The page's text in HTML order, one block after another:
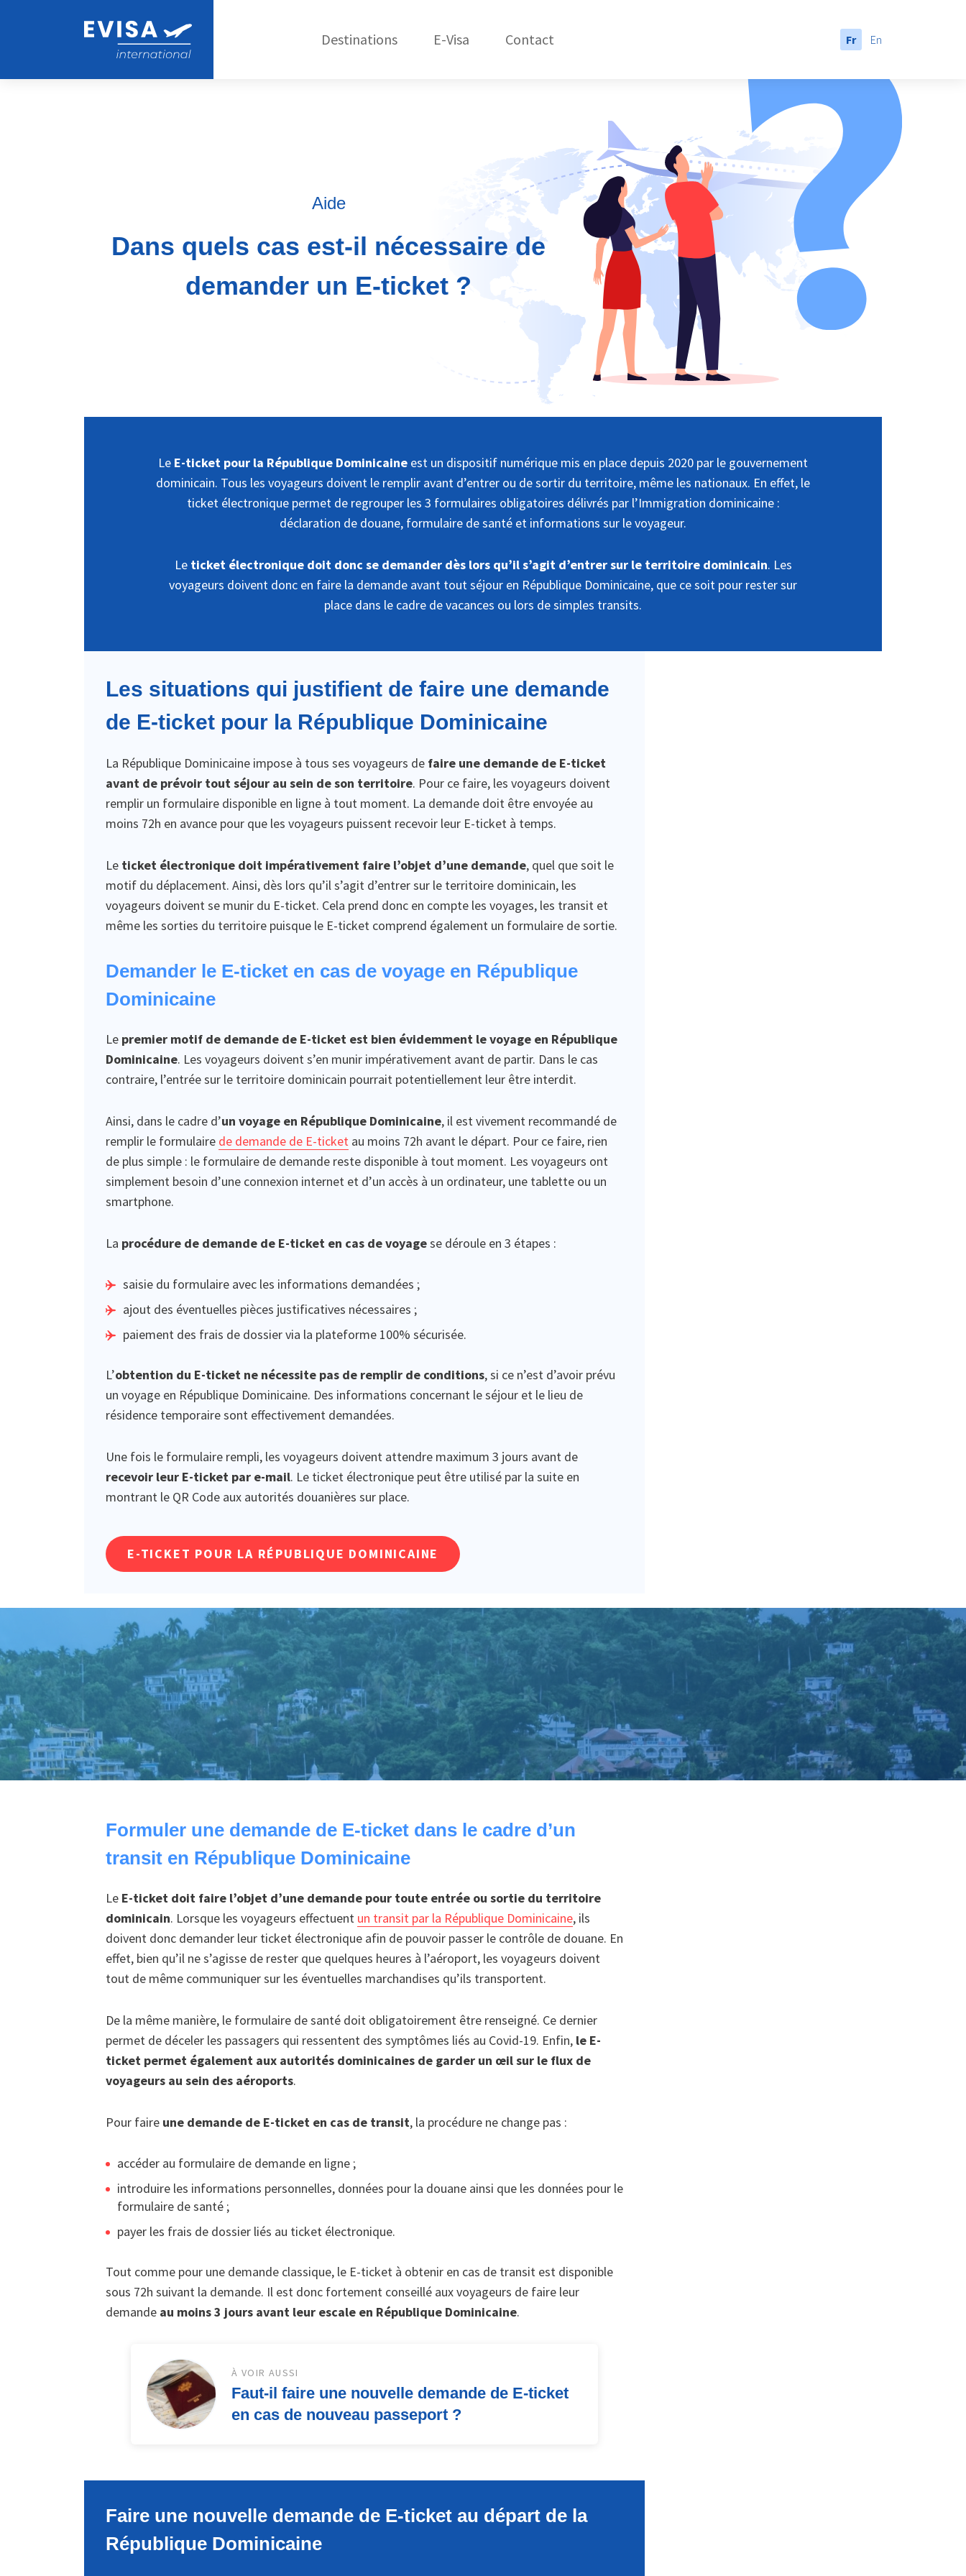
Destinations
Asie
Afrique
République Dom.
E-Visa Contact Fr En
Aide
Dans quels cas est-il nécessaire de
demander un E-ticket ?
Le E-ticket pour la République Dominicaine est un dispositif numérique mis en place depuis 2020 par le gouvernement
dominicain. Tous les voyageurs doivent le remplir avant d’entrer ou de sortir du territoire, même les nationaux. En effet, le
ticket électronique permet de regrouper les 3 formulaires obligatoires délivrés par l’Immigration dominicaine :
déclaration de douane, formulaire de santé et informations sur le voyageur.
Le ticket électronique doit donc se demander dès lors qu’il s’agit d’entrer sur le territoire dominicain. Les
voyageurs doivent donc en faire la demande avant tout séjour en République Dominicaine, que ce soit pour rester sur
place dans le cadre de vacances ou lors de simples transits.
Les situations qui justifient de faire une demande
de E-ticket pour la République Dominicaine
La République Dominicaine impose à tous ses voyageurs de faire une demande de E-ticket
avant de prévoir tout séjour au sein de son territoire. Pour ce faire, les voyageurs doivent
remplir un formulaire disponible en ligne à tout moment. La demande doit être envoyée au
moins 72h en avance pour que les voyageurs puissent recevoir leur E-ticket à temps.
Le ticket électronique doit impérativement faire l’objet d’une demande, quel que soit le
motif du déplacement. Ainsi, dès lors qu’il s’agit d’entrer sur le territoire dominicain, les
voyageurs doivent se munir du E-ticket. Cela prend donc en compte les voyages, les transit et
même les sorties du territoire puisque le E-ticket comprend également un formulaire de sortie.
Demander le E-ticket en cas de voyage en République
Dominicaine
Le premier motif de demande de E-ticket est bien évidemment le voyage en République
Dominicaine. Les voyageurs doivent s’en munir impérativement avant de partir. Dans le cas
contraire, l’entrée sur le territoire dominicain pourrait potentiellement leur être interdit.
Ainsi, dans le cadre d’un voyage en République Dominicaine, il est vivement recommandé de
remplir le formulaire de demande de E-ticket au moins 72h avant le départ. Pour ce faire, rien
de plus simple : le formulaire de demande reste disponible à tout moment. Les voyageurs ont
simplement besoin d’une connexion internet et d’un accès à un ordinateur, une tablette ou un
smartphone.
La procédure de demande de E-ticket en cas de voyagese déroule en 3 étapes :
saisie du formulaire avec les informations demandées ;
ajout des éventuelles pièces justificatives nécessaires ;
paiement des frais de dossier via la plateforme 100% sécurisée.
L’obtention du E-ticket ne nécessite pas de remplir de conditions, si ce n’est d’avoir prévu
un voyage en République Dominicaine. Des informations concernant le séjour et le lieu de
résidence temporaire sont effectivement demandées.
Une fois le formulaire rempli, les voyageurs doivent attendre maximum 3 jours avant de
recevoir leur E-ticket par e-mail. Le ticket électronique peut être utilisé par la suite en
montrant le QR Code aux autorités douanières sur place.
E-TICKET POUR LA RÉPUBLIQUE DOMINICAINE
Formuler une demande de E-ticket dans le cadre d’un
transit en République Dominicaine
Le E-ticket doit faire l’objet d’une demande pour toute entrée ou sortie du territoire
dominicain. Lorsque les voyageurs effectuent un transit par la République Dominicaine, ils
doivent donc demander leur ticket électronique afin de pouvoir passer le contrôle de douane. En
effet, bien qu’il ne s’agisse de rester que quelques heures à l’aéroport, les voyageurs doivent
tout de même communiquer sur les éventuelles marchandises qu’ils transportent.
De la même manière, le formulaire de santé doit obligatoirement être renseigné. Ce dernier
permet de déceler les passagers qui ressentent des symptômes liés au Covid-19. Enfin, le E-
ticket permet également aux autorités dominicaines de garder un œil sur le flux de
voyageurs au sein des aéroports.
Pour faire une demande de E-ticket en cas de transit, la procédure ne change pas :
accéder au formulaire de demande en ligne ;
introduire les informations personnelles, données pour la douane ainsi que les données pour le
formulaire de santé ;
payer les frais de dossier liés au ticket électronique.
Tout comme pour une demande classique, le E-ticket à obtenir en cas de transit est disponible
sous 72h suivant la demande. Il est donc fortement conseillé aux voyageurs de faire leur
demande au moins 3 jours avant leur escale en République Dominicaine.
À VOIR AUSSI
Faut-il faire une nouvelle demande de E-ticket
en cas de nouveau passeport ?
Faire une nouvelle demande de E-ticket au départ de la
République Dominicaine